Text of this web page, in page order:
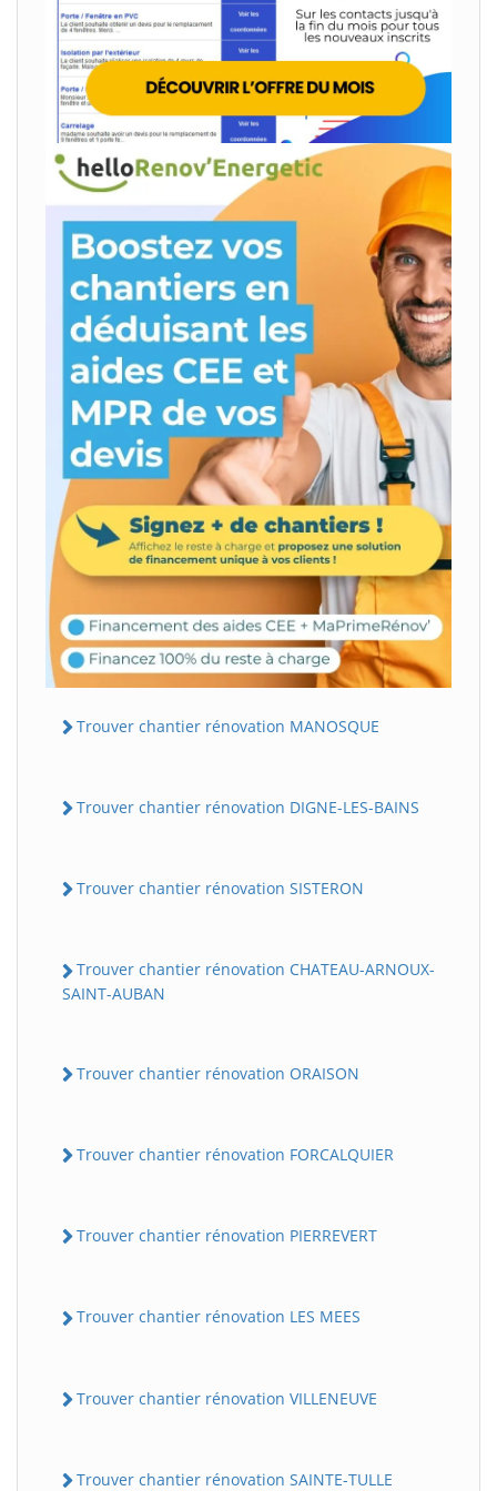
Trouver chantier rénovation MANOSQUE
Trouver chantier rénovation DIGNE-LES-BAINS
Trouver chantier rénovation SISTERON
Trouver chantier rénovation CHATEAU-ARNOUX-
SAINT-AUBAN
Trouver chantier rénovation ORAISON
Trouver chantier rénovation FORCALQUIER
Trouver chantier rénovation PIERREVERT
Trouver chantier rénovation LES MEES
Trouver chantier rénovation VILLENEUVE
Trouver chantier rénovation SAINTE-TULLE